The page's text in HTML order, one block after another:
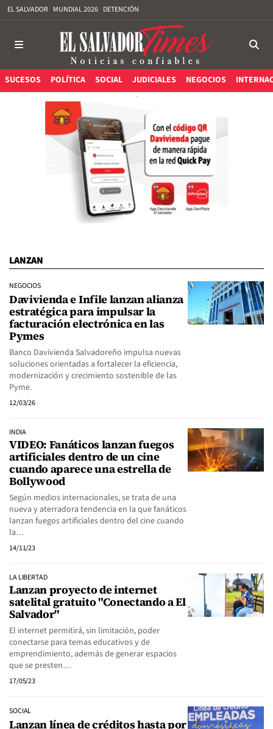
EL SALVADOR MUNDIAL 2026 DETENCIÓN
SUCESOS POLÍTICA SOCIAL JUDICIALES NEGOCIOS
LANZAN
NEGOCIOS
Davivienda e Infile lanzan alianza
estratégica para impulsar la
facturación electrónica en las
Pymes
Banco Davivienda Salvadoreño impulsa nuevas
soluciones orientadas a fortalecer la eficiencia,
modernización y crecimiento sostenible de las
Pyme.
12/03/26
INDIA
VIDEO: Fanáticos lanzan fuegos
artificiales dentro de un cine
cuando aparece una estrella de
Bollywood
Según medios internacionales, se trata de una
nueva y aterradora tendencia en la que fanáticos
lanzan fuegos artificiales dentro del cine cuando
la…
14/11/23
LA LIBERTAD
Lanzan proyecto de internet
satelital gratuito "Conectando a El
Salvador"
El internet permitirá, sin limitación, poder
conectarse para temas educativos y de
emprendimiento, además de generar espacios
que se presten…
17/05/23
SOCIAL
Lanzan línea de créditos hasta por